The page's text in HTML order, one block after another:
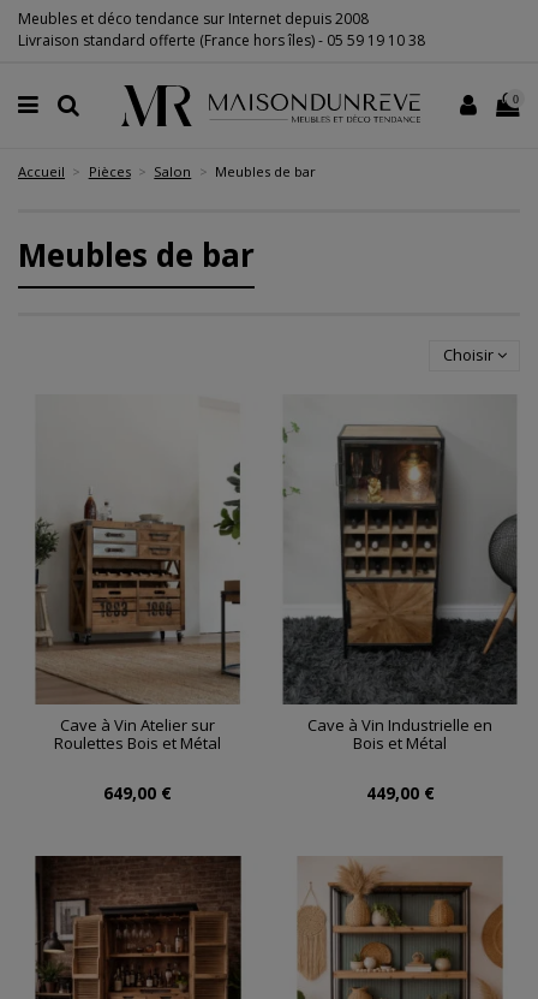
Meubles et déco tendance sur Internet depuis 2008
Livraison standard offerte (France hors îles) - 05 59 19 10 38
0
Accueil Pièces Salon Meubles de bar
Meubles de bar
Choisir
Cave à Vin Atelier sur
Roulettes Bois et Métal
649,00 €
Cave à Vin Industrielle en
Bois et Métal
449,00 €